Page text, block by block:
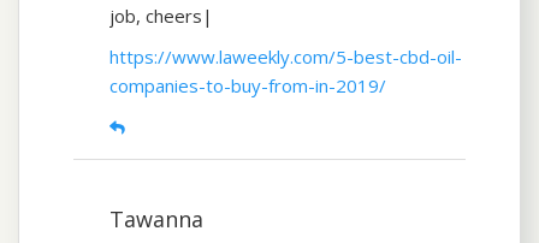
job, cheers|
https://www.laweekly.com/5-best-cbd-oil-
companies-to-buy-from-in-2019/
Tawanna